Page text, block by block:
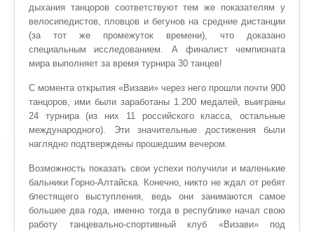
дыхания танцоров соответствуют тем же показателям у
велосипедистов, пловцов и бегунов на средние дистанции
(за тот же промежуток времени), что доказано
специальным исследованием. А финалист чемпионата
мира выполняет за время турнира 30 танцев!
С момента открытия «Визави» через него прошли почти 900
танцоров, ими были заработаны 1.200 медалей, выиграны
24 турнира (из них 11 российского класса, остальные
международного). Эти значительные достижения были
наглядно подтверждены прошедшим вечером.
Возможность показать свои успехи получили и маленькие
бальники Горно-Алтайска. Конечно, никто не ждал от ребят
блестящего выступления, ведь они занимаются самое
большее два года, именно тогда в республике начал свою
работу танцевально-спортивный клуб «Визави» под